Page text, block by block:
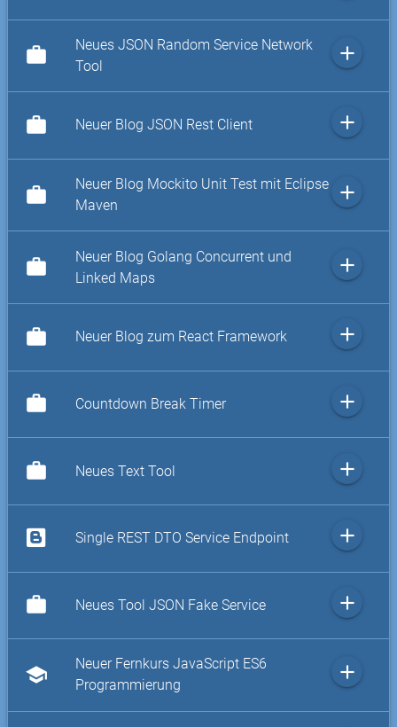
work
Neues JSON Random Service Network
Tool
add
work Neuer Blog JSON Rest Client add
work
Neuer Blog Mockito Unit Test mit Eclipse
Maven
add
work
Neuer Blog Golang Concurrent und
Linked Maps
add
work Neuer Blog zum React Framework add
work Countdown Break Timer add
work Neues Text Tool add
Single REST DTO Service Endpoint add
work Neues Tool JSON Fake Service add
school
Neuer Fernkurs JavaScript ES6
Programmierung
add